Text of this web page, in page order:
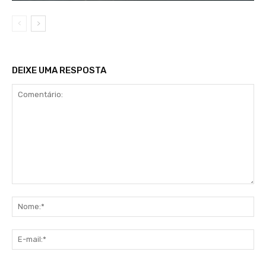
DEIXE UMA RESPOSTA